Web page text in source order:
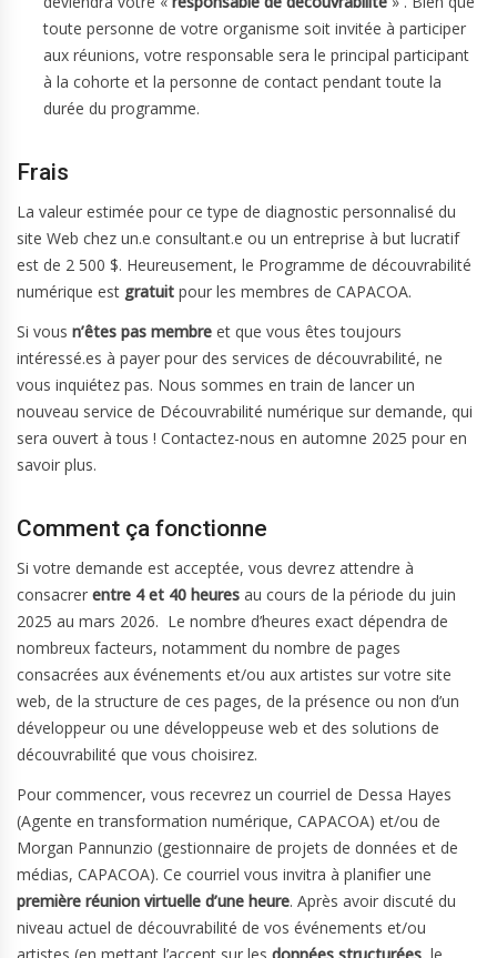
toute personne de votre organisme soit invitée à participer
aux réunions, votre responsable sera le principal participant
à la cohorte et la personne de contact pendant toute la
durée du programme.
Frais
La valeur estimée pour ce type de diagnostic personnalisé du
site Web chez un.e consultant.e ou un entreprise à but lucratif
est de 2 500 $. Heureusement, le Programme de découvrabilité
numérique est gratuit pour les membres de CAPACOA.
Si vous n’êtes pas membre et que vous êtes toujours
intéressé.es à payer pour des services de découvrabilité, ne
vous inquiétez pas. Nous sommes en train de lancer un
nouveau service de Découvrabilité numérique sur demande, qui
sera ouvert à tous ! Contactez-nous en automne 2025 pour en
savoir plus.
Comment ça fonctionne
Si votre demande est acceptée, vous devrez attendre à
consacrer entre 4 et 40 heures au cours de la période du juin
2025 au mars 2026. Le nombre d’heures exact dépendra de
nombreux facteurs, notamment du nombre de pages
consacrées aux événements et/ou aux artistes sur votre site
web, de la structure de ces pages, de la présence ou non d’un
développeur ou une développeuse web et des solutions de
découvrabilité que vous choisirez.
Pour commencer, vous recevrez un courriel de Dessa Hayes
(Agente en transformation numérique, CAPACOA) et/ou de
Morgan Pannunzio (gestionnaire de projets de données et de
médias, CAPACOA). Ce courriel vous invitra à planifier une
première réunion virtuelle d’une heure. Après avoir discuté du
niveau actuel de découvrabilité de vos événements et/ou